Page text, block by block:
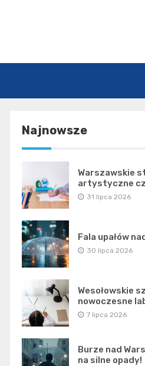
Najnowsze
Warszawskie
artystyczne
31 lipca 2026
Fala upałów
30 lipca 2026
Wesołowskie
nowoczesne
7 lipca 2026
Burze nad
na silne opady!